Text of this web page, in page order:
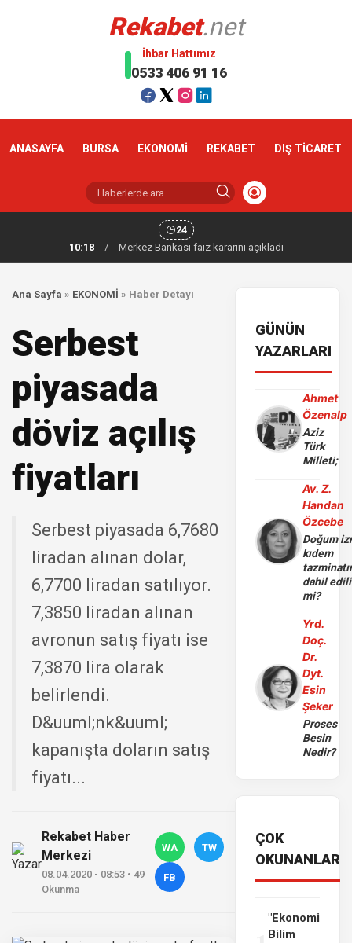
Rekabet.net
İhbar Hattımız
0533 406 91 16
ANASAYFA BURSA EKONOMİ REKABET DIŞ TİCARET
24
10:18
/ Merkez Bankası faiz kararını açıkladı
Ana Sayfa » EKONOMİ » Haber Detayı
Serbest
piyasada
döviz açılış
fiyatları
Serbest piyasada 6,7680
liradan alınan dolar,
6,7700 liradan satılıyor.
7,3850 liradan alınan
avronun satış fiyatı ise
7,3870 lira olarak
belirlendi.
D&uuml;nk&uuml;
kapanışta doların satış
fiyatı...
Rekabet Haber
Merkezi
08.04.2020 - 08:53 • 49
Okunma
WA TW
FB
GÜNÜN
YAZARLARI
Ahmet
Özenalp
Aziz
Türk
Milleti;
Av. Z.
Handan
Özcebe
Doğum
kıdem
dahil
mi?
Yrd.
Doç.
Dr.
Dyt.
Esin
Şeker
Proses
Besin
Nedir?
ÇOK
OKUNANLAR
"Ekonomi
Bilim